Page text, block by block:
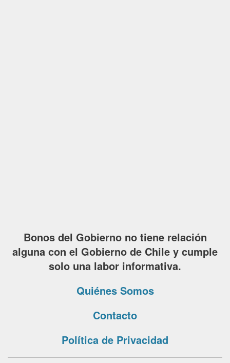
Bonos del Gobierno no tiene relación
alguna con el Gobierno de Chile y cumple
solo una labor informativa.
Quiénes Somos
Contacto
Política de Privacidad